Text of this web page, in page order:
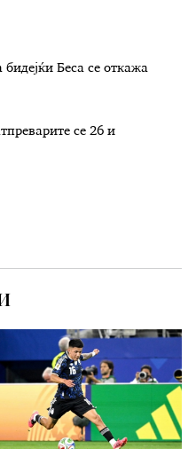
Беса се откажа
се 26 и